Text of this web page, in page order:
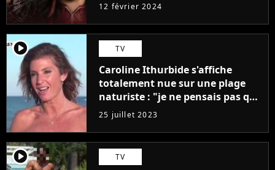
12 février 2024
player2 TV
Caroline Ithurbide s'affiche
totalement nue sur une plage
naturiste : "je ne pensais pas que
j'arriverais à le faire..."
25 juillet 2023
player2 TV